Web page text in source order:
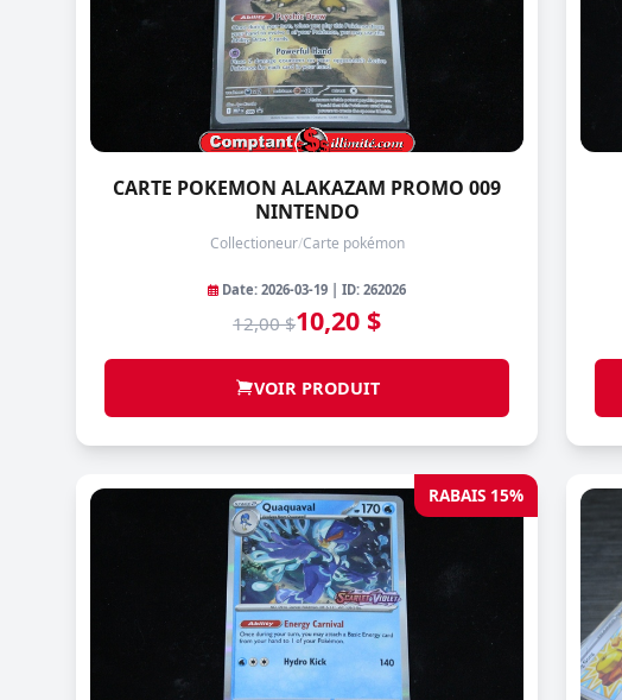
CARTE POKEMON ALAKAZAM PROMO 009
NINTENDO
Collectioneur/Carte pokémon
Date: 2026-03-19 | ID: 262026
12,00 $10,20 $
VOIR PRODUIT
RABAIS 15%